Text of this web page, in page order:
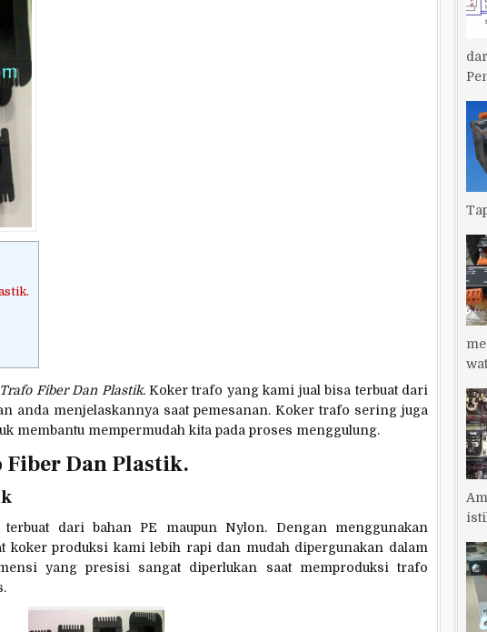
Fiber Dan Plastik.Koker trafo yang kami jual bisa terbuat dari
anda menjelaskannya saat pemesanan. Koker trafo sering juga
membantu mempermudah kita pada proses menggulung.
Dan Plastik.
dari bahan PE maupun Nylon. Dengan menggunakan
koker produksi kami lebih rapi dan mudah dipergunakan dalam
yang presisi sangat diperlukan saat memproduksi trafo